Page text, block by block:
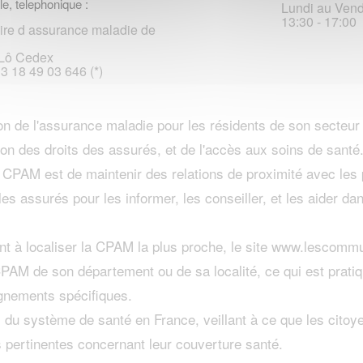
d assurance maladie de
Cedex
18 49 03 646 (*)
Lundi au
13:30 - 17:00
de l'assurance maladie pour les résidents de son
des droits des assurés, et de l'accès aux soins de santé.
est de maintenir des relations de proximité avec
assurés pour les informer, les conseiller, et les aider
à localiser la CPAM la plus proche, le site
de son département ou de sa localité, ce qui est
spécifiques.
système de santé en France, veillant à ce que les
concernant leur couverture santé.